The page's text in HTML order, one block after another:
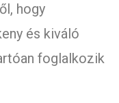
hogy
és kiváló
foglalkozik